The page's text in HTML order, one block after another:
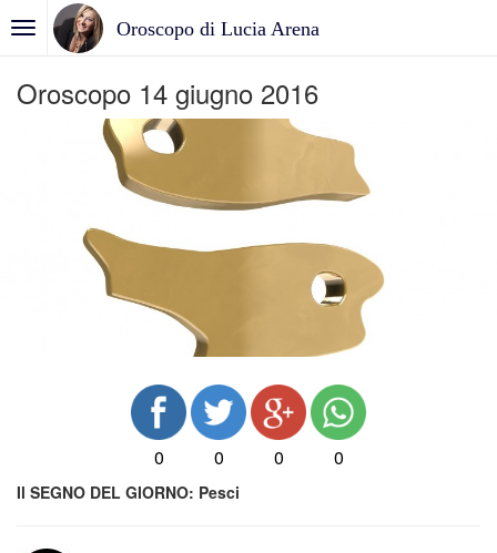
Oroscopo di Lucia Arena
Oroscopo 14 giugno 2016
0 0 0 0
Il SEGNO DEL GIORNO: Pesci